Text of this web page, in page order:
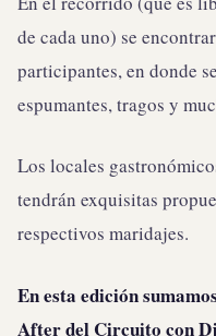
de cada uno) se
participantes, en donde
espumantes, tragos y
Los locales
tendrán exquisitas
respectivos maridajes.
En esta edición
After del Circuito con